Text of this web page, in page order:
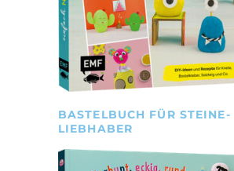
BASTELBUCH FÜR STEINE-
LIEBHABER